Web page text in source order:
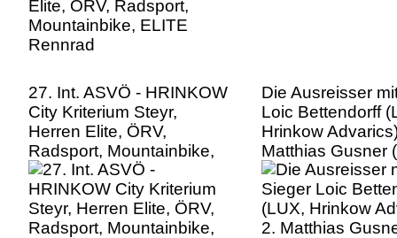
27. Int. ASVÖ - HRINKOW
City Kriterium Steyr,
Herren Elite, ÖRV,
Radsport, Mountainbike,
ELITE Rennrad
Die Ausreisser
Loic Bettendorff
Hrinkow
Matthias Gusner
WSA KTM Graz),
Dirnbauer (AUT,
Team
Int. ASVÖ -